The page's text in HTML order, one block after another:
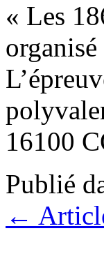
« Les
16100
Publié
←